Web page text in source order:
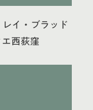
イ・ブラッド
西荻窪